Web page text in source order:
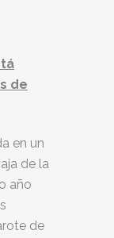
de
en un
de la
año
de